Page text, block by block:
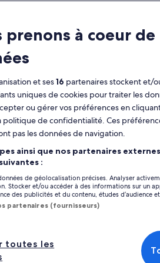
Annulation gratuite
disponible
3 h
immédiate
Un moment inoubliable autour de la table
avec d'autres gourmands
Faites l'expérience de la culture et de la
cuisine locales
Vue imprenable sur l'Acropole
prenons à coeur
et ses16 partenaires stockent et/
uniques de cookies pour traiter les
ou gérer vos préférences en
politique de confidentialité. Ces
pas les données de navigation.
ainsi que nos partenaires
:
de géolocalisation précises. Analyser
Stocker et/ou accéder à des informations sur un
des publicités et du contenu, études d’audience
partenaires (fournisseurs)
toutes les